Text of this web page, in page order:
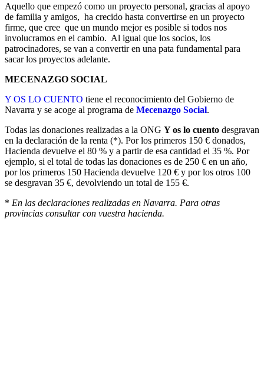
Aquello que empezó como un proyecto personal, gracias al apoyo
de familia y amigos, ha crecido hasta convertirse en un proyecto
firme, que cree que un mundo mejor es posible si todos nos
involucramos en el cambio. Al igual que los socios, los
patrocinadores, se van a convertir en una pata fundamental para
sacar los proyectos adelante.
MECENAZGO SOCIAL
Y OS LO CUENTO tiene el reconocimiento del Gobierno de
Navarra y se acoge al programa de Mecenazgo Social.
Todas las donaciones realizadas a la ONG Y os lo cuento desgravan
en la declaración de la renta (*). Por los primeros 150 € donados,
Hacienda devuelve el 80 % y a partir de esa cantidad el 35 %. Por
ejemplo, si el total de todas las donaciones es de 250 € en un año,
por los primeros 150 Hacienda devuelve 120 € y por los otros 100
se desgravan 35 €, devolviendo un total de 155 €.
* En las declaraciones realizadas en Navarra. Para otras
provincias consultar con vuestra hacienda.